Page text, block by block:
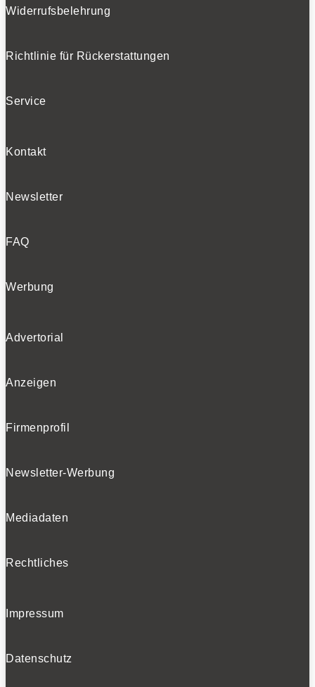
Widerrufsbelehrung
Richtlinie für Rückerstattungen
Service
Kontakt
Newsletter
FAQ
Werbung
Advertorial
Anzeigen
Firmenprofil
Newsletter-Werbung
Mediadaten
Rechtliches
Impressum
Datenschutz